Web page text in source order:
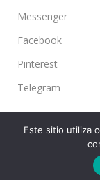
Messenger
Facebook
Pinterest
Telegram
Ideas en tu Hogar
Este sitio utiliza